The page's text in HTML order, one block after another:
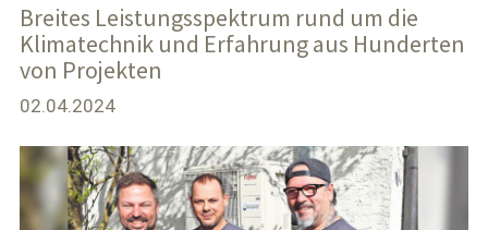
Breites Leistungsspektrum rund um die
Klimatechnik und Erfahrung aus Hunderten
von Projekten
02.04.2024